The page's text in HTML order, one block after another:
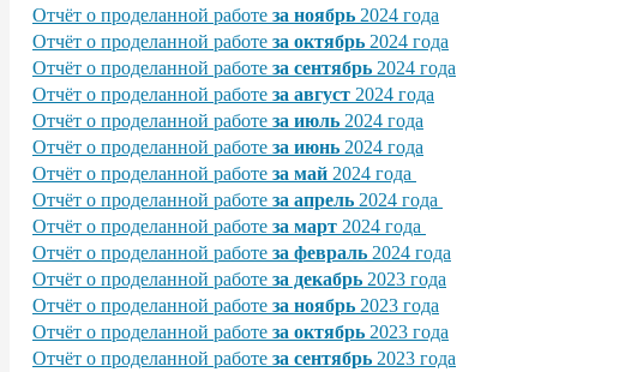
Отчёт о проделанной работе за ноябрь 2024 года
Отчёт о проделанной работе за октябрь 2024 года
Отчёт о проделанной работе за сентябрь 2024 года
Отчёт о проделанной работе за август 2024 года
Отчёт о проделанной работе за июль 2024 года
Отчёт о проделанной работе за июнь 2024 года
Отчёт о проделанной работе за май 2024 года
Отчёт о проделанной работе за апрель 2024 года
Отчёт о проделанной работе за март 2024 года
Отчёт о проделанной работе за февраль 2024 года
Отчёт о проделанной работе за декабрь 2023 года
Отчёт о проделанной работе за ноябрь 2023 года
Отчёт о проделанной работе за октябрь 2023 года
Отчёт о проделанной работе за сентябрь 2023 года